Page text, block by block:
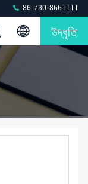
86-730-8661111
উদ্ধৃতি